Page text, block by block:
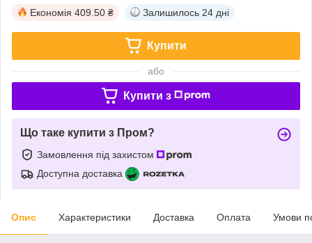
Економія 409.50 ₴ Залишилось 24 дні
Купити
або
Купити з
Що таке купити з Пром?
Замовлення під захистом
Доступна доставка
Опис Характеристики Доставка Оплата Умови